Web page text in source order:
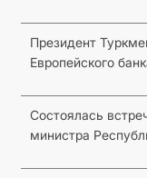
Президент
Европейского
Состоялась
министра